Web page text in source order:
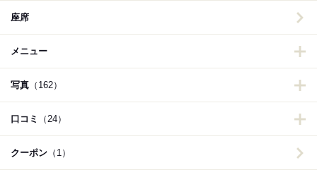
座席
メニュー
写真 （162）
口コミ （24）
クーポン （1）